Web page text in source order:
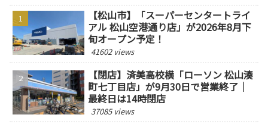
【松山市】「スーパーセンタートライ
アル 松山空港通り店」が2026年8月下
旬オープン予定！
41602 views
【閉店】済美高校横「ローソン 松山湊
町七丁目店」が9月30日で営業終了｜
最終日は14時閉店
37085 views